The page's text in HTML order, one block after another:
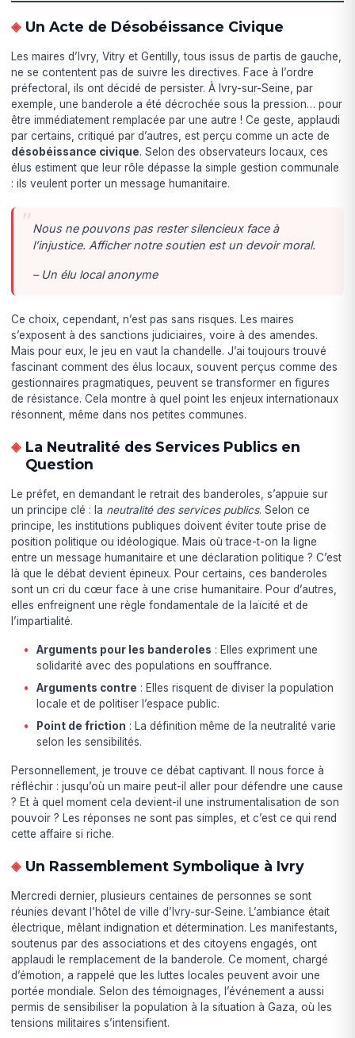
Un Acte de Désobéissance Civique
Les maires d’Ivry, Vitry et Gentilly, tous issus de partis de gauche,
ne se contentent pas de suivre les directives. Face à l’ordre
préfectoral, ils ont décidé de persister. À Ivry-sur-Seine, par
exemple, une banderole a été décrochée sous la pression… pour
être immédiatement remplacée par une autre ! Ce geste, applaudi
par certains, critiqué par d’autres, est perçu comme un acte de
désobéissance civique. Selon des observateurs locaux, ces
élus estiment que leur rôle dépasse la simple gestion communale
: ils veulent porter un message humanitaire.
Nous ne pouvons pas rester silencieux face à
l’injustice. Afficher notre soutien est un devoir moral.
– Un élu local anonyme
Ce choix, cependant, n’est pas sans risques. Les maires
s’exposent à des sanctions judiciaires, voire à des amendes.
Mais pour eux, le jeu en vaut la chandelle. J’ai toujours trouvé
fascinant comment des élus locaux, souvent perçus comme des
gestionnaires pragmatiques, peuvent se transformer en figures
de résistance. Cela montre à quel point les enjeux internationaux
résonnent, même dans nos petites communes.
La Neutralité des Services Publics en
Question
Le préfet, en demandant le retrait des banderoles, s’appuie sur
un principe clé : la neutralité des services publics. Selon ce
principe, les institutions publiques doivent éviter toute prise de
position politique ou idéologique. Mais où trace-t-on la ligne
entre un message humanitaire et une déclaration politique ? C’est
là que le débat devient épineux. Pour certains, ces banderoles
sont un cri du cœur face à une crise humanitaire. Pour d’autres,
elles enfreignent une règle fondamentale de la laïcité et de
l’impartialité.
Arguments pour les banderoles : Elles expriment une
solidarité avec des populations en souffrance.
Arguments contre : Elles risquent de diviser la population
locale et de politiser l’espace public.
Point de friction : La définition même de la neutralité varie
selon les sensibilités.
Personnellement, je trouve ce débat captivant. Il nous force à
réfléchir : jusqu’où un maire peut-il aller pour défendre une cause
? Et à quel moment cela devient-il une instrumentalisation de son
pouvoir ? Les réponses ne sont pas simples, et c’est ce qui rend
cette affaire si riche.
Un Rassemblement Symbolique à Ivry
Mercredi dernier, plusieurs centaines de personnes se sont
réunies devant l’hôtel de ville d’Ivry-sur-Seine. L’ambiance était
électrique, mêlant indignation et détermination. Les manifestants,
soutenus par des associations et des citoyens engagés, ont
applaudi le remplacement de la banderole. Ce moment, chargé
d’émotion, a rappelé que les luttes locales peuvent avoir une
portée mondiale. Selon des témoignages, l’événement a aussi
permis de sensibiliser la population à la situation à Gaza, où les
tensions militaires s’intensifient.